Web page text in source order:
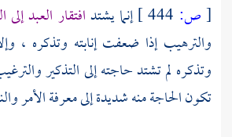
[ص: إنما يشتدافتقار العبد إلى
والترهيب إذا ضعفت إنابته وتذكره ،
وتذكره لم تشتد حاجته إلى التذكير
تكون الحاجة منه شديدة إلى معرفة الأمر